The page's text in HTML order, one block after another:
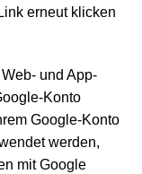
erneut klicken
und App-
Konto
Google-Konto
werden,
mit Google